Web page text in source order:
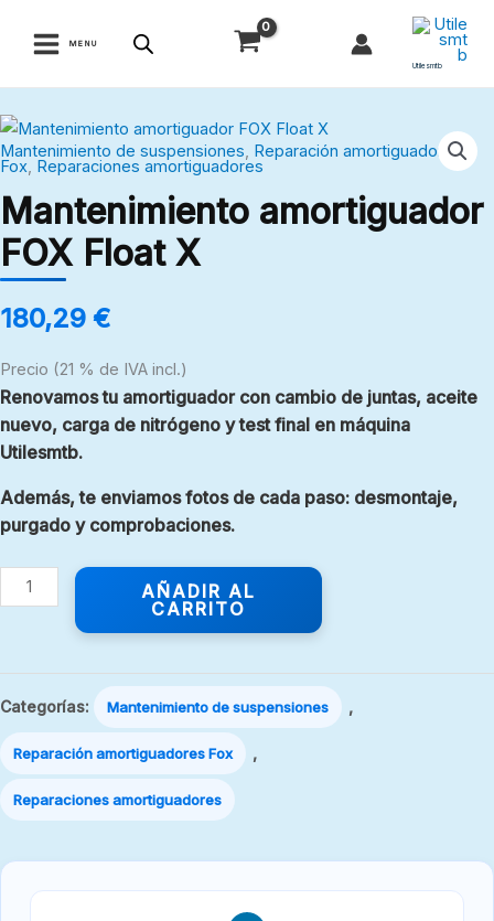
MENU
Utilesmtb
Mantenimiento de suspensiones, Reparación amortiguadores
Fox, Reparaciones amortiguadores
Mantenimiento amortiguador
FOX Float X
180,29 €
Precio (21 % de IVA incl.)
Renovamos tu amortiguador con cambio de juntas, aceite
nuevo, carga de nitrógeno y test final en máquina
Utilesmtb.
Además, te enviamos fotos de cada paso: desmontaje,
purgado y comprobaciones.
Mantenimiento
amortiguador
Float
X
cantidad
AÑADIR AL
CARRITO
Categorías: Mantenimiento de suspensiones ,
Reparación amortiguadores Fox ,
Reparaciones amortiguadores